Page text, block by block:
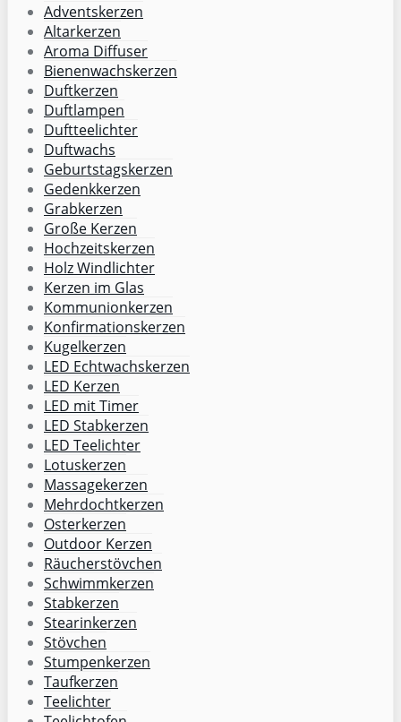
Adventskerzen
Altarkerzen
Aroma Diffuser
Bienenwachskerzen
Duftkerzen
Duftlampen
Duftteelichter
Duftwachs
Geburtstagskerzen
Gedenkkerzen
Grabkerzen
Große Kerzen
Hochzeitskerzen
Holz Windlichter
Kerzen im Glas
Kommunionkerzen
Konfirmationskerzen
Kugelkerzen
LED Echtwachskerzen
LED Kerzen
LED mit Timer
LED Stabkerzen
LED Teelichter
Lotuskerzen
Massagekerzen
Mehrdochtkerzen
Osterkerzen
Outdoor Kerzen
Räucherstövchen
Schwimmkerzen
Stabkerzen
Stearinkerzen
Stövchen
Stumpenkerzen
Taufkerzen
Teelichter